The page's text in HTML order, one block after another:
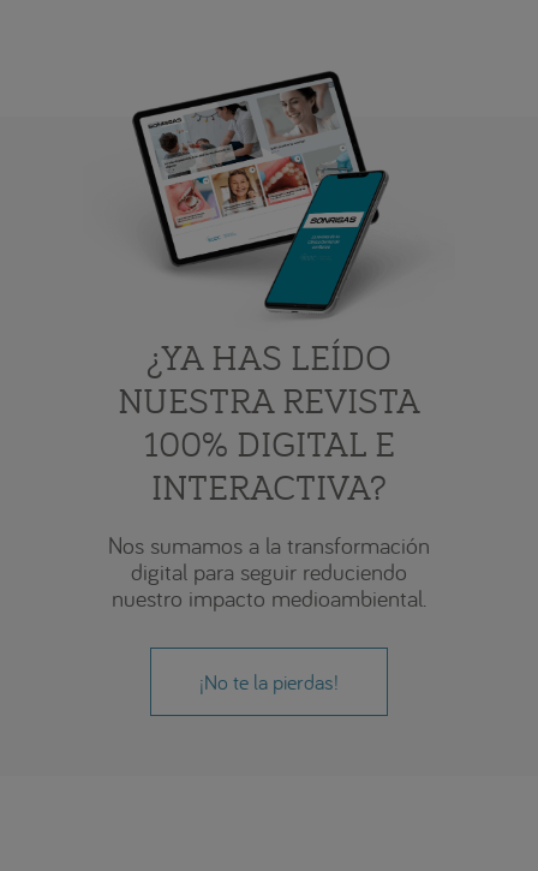
¿YA HAS LEÍDO
NUESTRA REVISTA
100% DIGITAL E
INTERACTIVA?
Nos sumamos a la transformación
digital para seguir reduciendo
nuestro impacto medioambiental.
¡No te la pierdas!